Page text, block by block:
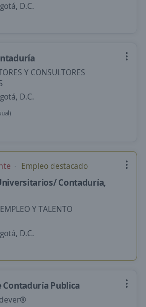
D.C.
Y CONSULTORES
D.C.
Empleo destacado
Contaduría,
Y TALENTO
D.C.
Contaduría Publica